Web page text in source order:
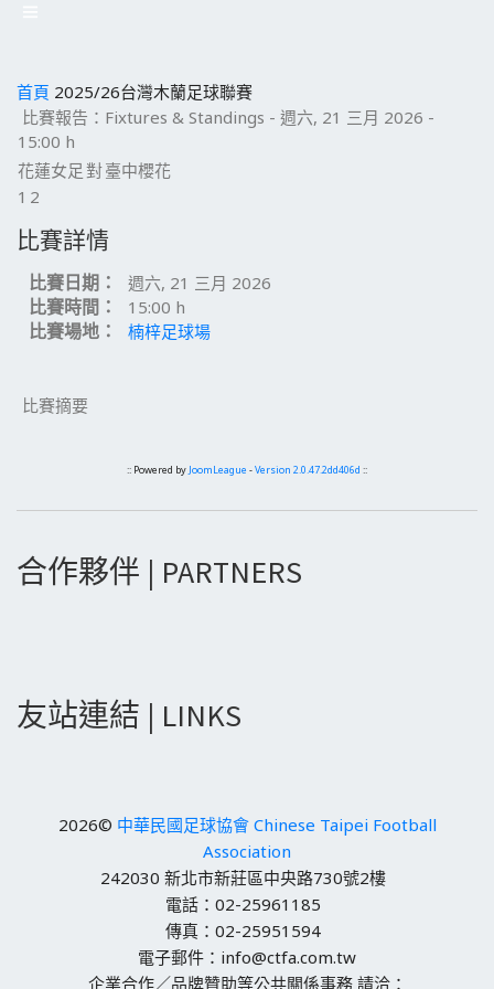
首頁 2025/26台灣木蘭足球聯賽
比賽報告：Fixtures & Standings - 週六, 21 三月 2026 -
15:00 h
花蓮女足對臺中櫻花
1 2
比賽詳情
比賽日期： 週六, 21 三月 2026
比賽時間： 15:00 h
比賽場地： 楠梓足球場
比賽摘要
:: Powered by JoomLeague -Version 2.0.47.2dd406d ::
合作夥伴 | PARTNERS
友站連結 | LINKS
2026© 中華民國足球協會 Chinese Taipei Football
Association
242030 新北市新莊區中央路730號2樓
電話：02-25961185
傳真：02-25951594
電子郵件：info@ctfa.com.tw
企業合作／品牌贊助等公共關係事務 請洽：